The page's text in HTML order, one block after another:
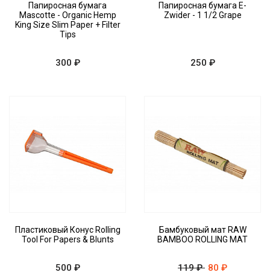
Папиросная бумага
Mascotte - Organic Hemp
King Size Slim Paper + Filter
Tips
300 ₽
Папиросная бумага E-
Zwider - 1 1/2 Grape
250 ₽
Пластиковый Конус Rolling
Tool For Papers & Blunts
500 ₽
Бамбуковый мат RAW
BAMBOO ROLLING MAT
119 ₽ 80 ₽